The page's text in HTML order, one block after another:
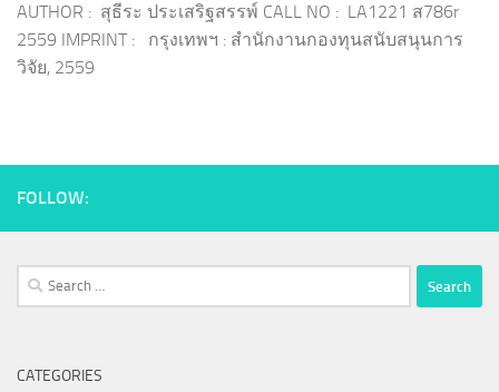
AUTHOR : สุธีระ ประเสริฐสรรพ์ CALL NO : LA1221 ส786r
2559 IMPRINT : กรุงเทพฯ : สำนักงานกองทุนสนับสนุนการ
วิจัย, 2559
FOLLOW:
Search
for:
CATEGORIES